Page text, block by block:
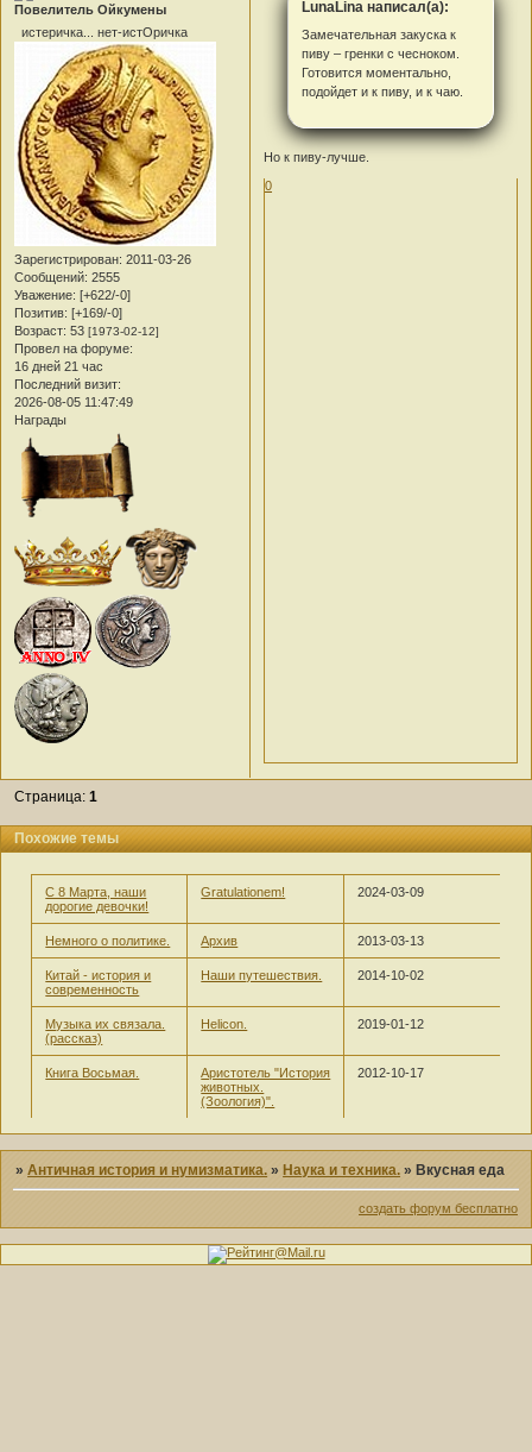
Повелитель Ойкумены
истеричка... нет-истОричка
Зарегистрирован: 2011-03-26
Сообщений: 2555
Уважение: [+622/-0]
Позитив: [+169/-0]
Возраст: 53 [1973-02-12]
Провел на форуме:
16 дней 21 час
Последний визит:
2026-08-05 11:47:49
Награды
LunaLina написал(а):
Замечательная закуска к
пиву – гренки с чесноком.
Готовится моментально,
подойдет и к пиву, и к чаю.
Но к пиву-лучше.
0
Страница:1
Похожие темы
С 8 Марта, наши
дорогие девочки!
Gratulationem! 2024-03-09
Немного о политике. Архив 2013-03-13
Китай - история и
современность
Наши путешествия. 2014-10-02
Музыка их связала.
(рассказ)
Helicon. 2019-01-12
Книга Восьмая.
Аристотель "История
животных.
(Зоология)".
2012-10-17
»Античная история и нумизматика. » Наука и техника. » Вкусная еда
создать форум бесплатно